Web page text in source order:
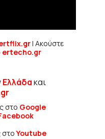
| Ακούστε
ertecho.gr
Ελλάδακαι
στο Google
στοYoutube